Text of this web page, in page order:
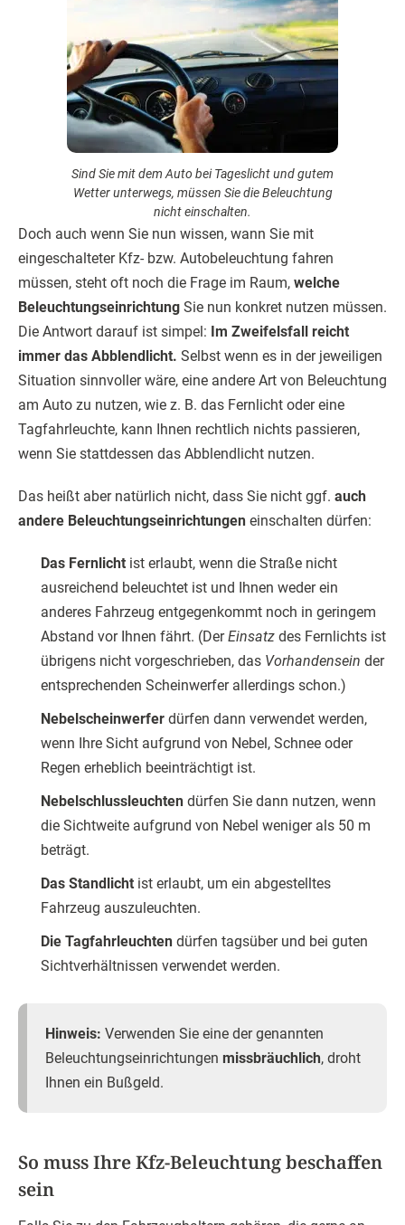
Sind Sie mit dem Auto bei Tageslicht und gutem
Wetter unterwegs, müssen Sie die Beleuchtung
nicht einschalten.
Doch auch wenn Sie nun wissen, wann Sie mit
eingeschalteter Kfz- bzw. Autobeleuchtung fahren
müssen, steht oft noch die Frage im Raum, welche
Beleuchtungseinrichtung Sie nun konkret nutzen müssen.
Die Antwort darauf ist simpel: Im Zweifelsfall reicht
immer das Abblendlicht. Selbst wenn es in der jeweiligen
Situation sinnvoller wäre, eine andere Art von Beleuchtung
am Auto zu nutzen, wie z. B. das Fernlicht oder eine
Tagfahrleuchte, kann Ihnen rechtlich nichts passieren,
wenn Sie stattdessen das Abblendlicht nutzen.
Das heißt aber natürlich nicht, dass Sie nicht ggf. auch
andere Beleuchtungseinrichtungen einschalten dürfen:
Das Fernlicht ist erlaubt, wenn die Straße nicht
ausreichend beleuchtet ist und Ihnen weder ein
anderes Fahrzeug entgegenkommt noch in geringem
Abstand vor Ihnen fährt. (DerEinsatz des Fernlichts ist
übrigens nicht vorgeschrieben, das Vorhandensein der
entsprechenden Scheinwerfer allerdings schon.)
Nebelscheinwerfer dürfen dann verwendet werden,
wenn Ihre Sicht aufgrund von Nebel, Schnee oder
Regen erheblich beeinträchtigt ist.
Nebelschlussleuchten dürfen Sie dann nutzen, wenn
die Sichtweite aufgrund von Nebel weniger als 50 m
beträgt.
Das Standlicht ist erlaubt, um ein abgestelltes
Fahrzeug auszuleuchten.
Die Tagfahrleuchten dürfen tagsüber und bei guten
Sichtverhältnissen verwendet werden.
Hinweis: Verwenden Sie eine der genannten
Beleuchtungseinrichtungen missbräuchlich, droht
Ihnen ein Bußgeld.
So muss Ihre Kfz-Beleuchtung beschaffen
sein